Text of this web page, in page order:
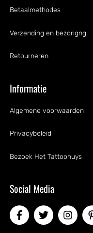
Betaalmethodes
Verzending en bezorigng
Retourneren
Informatie
Algemene voorwaarden
Privacybeleid
Bezoek Het Tattoohuys
Social Media